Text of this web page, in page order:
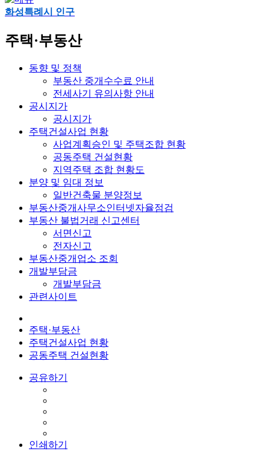
화성특례시 인구
주택·부동산
동향 및 정책
부동산 중개수수료 안내
전세사기 유의사항 안내
공시지가
공시지가
주택건설사업 현황
사업계획승인 및 주택조합 현황
공동주택 건설현황
지역주택 조합 현황도
분양 및 임대 정보
일반건축물 분양정보
부동산중개사무소인터넷자율점검
부동산 불법거래 신고센터
서면신고
전자신고
부동산중개업소 조회
개발부담금
개발부담금
관련사이트
주택·부동산
주택건설사업 현황
공동주택 건설현황
공유하기
인쇄하기